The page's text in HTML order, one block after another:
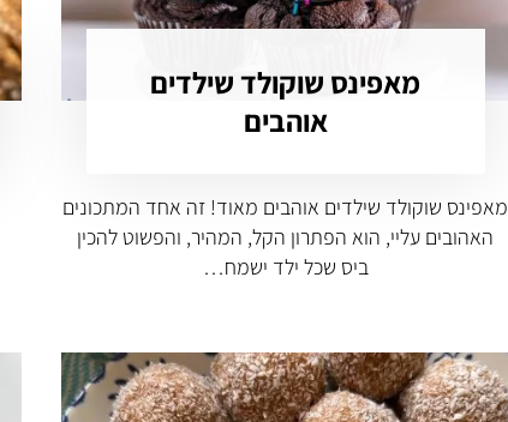
מאפינס שוקולד שילדים
אוהבים
מאפינס שוקולד שילדים אוהבים מאוד! זה אחד המתכונים
האהובים עליי, הוא הפתרון הקל, המהיר, והפשוט להכין
ביס שכל ילד ישמח…